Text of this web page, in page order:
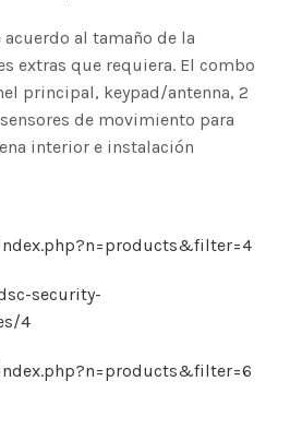
al tamaño de la
extras que requiera. El combo
principal, keypad/antenna, 2
de movimiento para
interior e instalación
security-
4